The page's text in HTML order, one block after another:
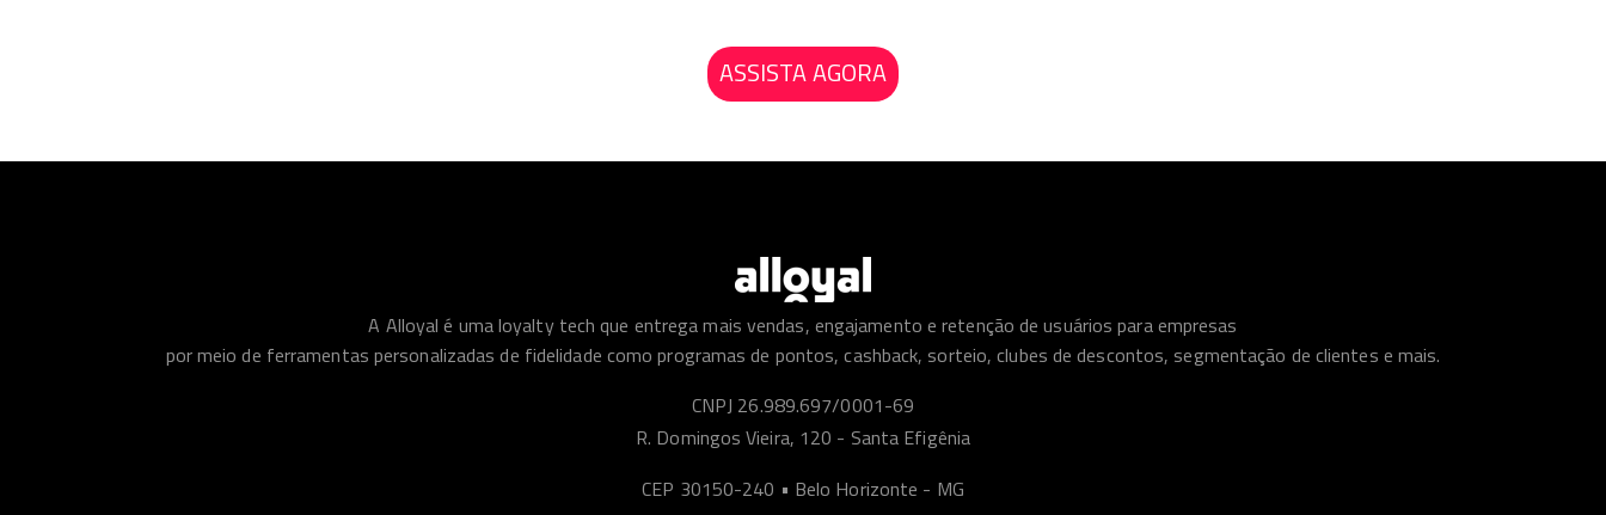
ASSISTA AGORA
A Alloyal é uma loyalty tech que entrega mais vendas, engajamento e retenção de usuários para empresas
por meio de ferramentas personalizadas de fidelidade como programas de pontos, cashback, sorteio, clubes de descontos, segmentação de clientes e mais.
CNPJ 26.989.697/0001-69
R. Domingos Vieira, 120 - Santa Efigênia
CEP 30150-240 • Belo Horizonte - MG